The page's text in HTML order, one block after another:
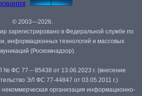
© 2003—2026.
зарегистрировано в Федеральной службе по
информационных технологий и массовых
(Роскомнадзор).
№ ФС 77 – 85438 от 13.06.2023 г. (внесение
ЭЛ ФС 77-44847 от 03.05.2011 г.)
организация информационно-